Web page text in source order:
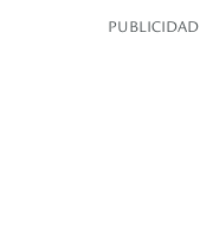
PUBLICIDAD